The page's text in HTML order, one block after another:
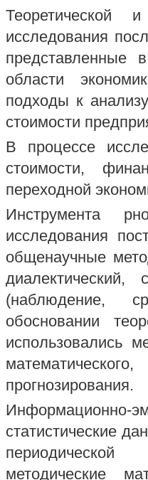
Теоретической
исследования
представленные
области
подходы к
стоимости
В процессе
стоимости,
переходной
Инструмента
исследования
общенаучные
диалектический,
(наблюдение,
обосновании
использовались
прогнозирования.
статистические
методические